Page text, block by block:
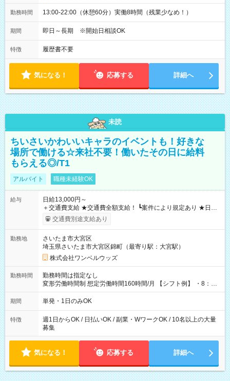
勤務時間 13:00-22:00（休憩60分）実働8時間（残業少なめ！）
期間 即日～長期 ※開始日相談OK
特徴 履歴書不要
気になる！ 応募する 詳細へ
未読
ちいさいかわいいキャラのイベントも！好きな
場所で働ける☆来社不要！働いたその日に給料
もらえる◎/T1
アルバイト 職種未経験OK
給与
日給13,000円～
＋交通費支給 ★交通費全額支給！ ┗案件により規定あり ★日払
いOK！（規定あり） ┗働いたその日に現金GET♪ お仕事後はコ
ンビニATMから 日払い分を引き落とせます！ 【試用期間】試
交通費別途支給あり
勤務地
さいたま市大宮区
埼玉県さいたま市大宮区錦町（最寄り駅：大宮駅）
株式会社ワンベルウッズ
勤務時間
勤務時間は指定なし
変形労働時間制 想定労働時間160時間/月 【シフト例】 ・8：00
～21：00
期間 単発・1日のみOK
特徴
週1日からOK / 日払いOK / 副業・WワークOK / 10名以上の大量
募集
気になる！ 応募する 詳細へ